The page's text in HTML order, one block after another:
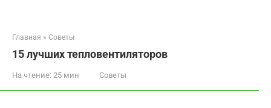
Главная » Советы
15 лучших тепловентиляторов
На чтение: 25 мин Советы